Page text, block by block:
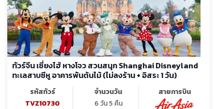
ทัวร์จีน เซี่ยงไฮ้ หางโจว สวนสนุก Shanghai Disneyland
ทะเลสาบซีหู อาคารพันต้นไม้ (ไม่ลงร้าน + อิสระ 1 วัน)
รหัสทัวร์
TVZ10730
จำนวนวัน
6 วัน 5 คืน
สายการบิน